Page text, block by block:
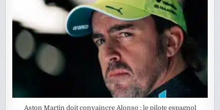
Aston Martin doit convaincre Alonso : le pilote espagnol